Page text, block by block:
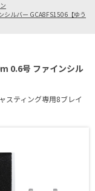
シルバー GCA8FS1506【ゆう
0.6号 ファインシル
スティング専用8ブレイ